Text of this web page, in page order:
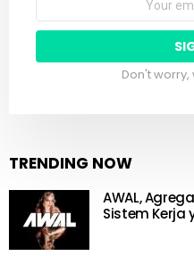
Don't
TRENDING NOW
AWAL,
Sistem Kerja